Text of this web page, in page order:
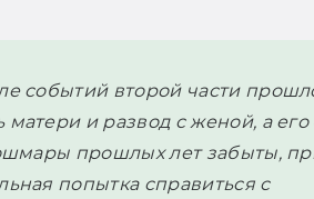
событий второй части
и развод с женой, а
прошлых лет забыты,
попытка справиться с